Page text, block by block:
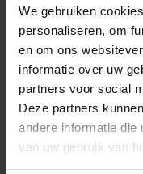
We gebruiken
personaliseren, om
en om ons
informatie over uw
partners voor social
Deze partners
andere informatie die
van uw gebruik van